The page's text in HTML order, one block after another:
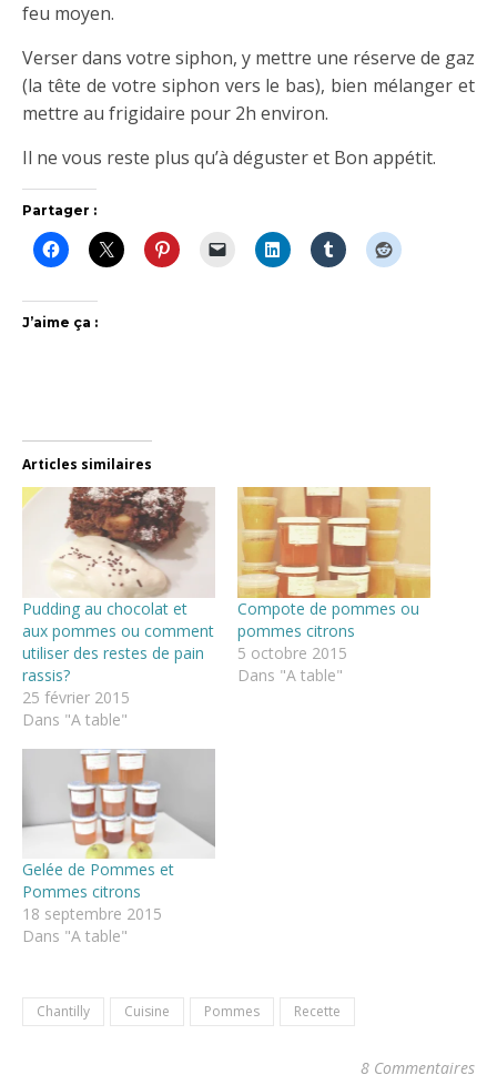
feu moyen.
Verser dans votre siphon, y mettre une réserve de gaz
(la tête de votre siphon vers le bas), bien mélanger et
mettre au frigidaire pour 2h environ.
Il ne vous reste plus qu’à déguster et Bon appétit.
Partager :
J’aime ça :
Articles similaires
Pudding au chocolat et
aux pommes ou comment
utiliser des restes de pain
rassis?
25 février 2015
Dans "A table"
Compote de pommes ou
pommes citrons
5 octobre 2015
Dans "A table"
Gelée de Pommes et
Pommes citrons
18 septembre 2015
Dans "A table"
Chantilly Cuisine Pommes Recette
8 Commentaires